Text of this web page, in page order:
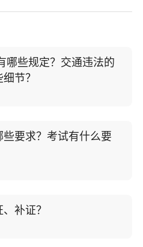
哪些规定？交通违法的
节？
要求？考试有什么要
补证？